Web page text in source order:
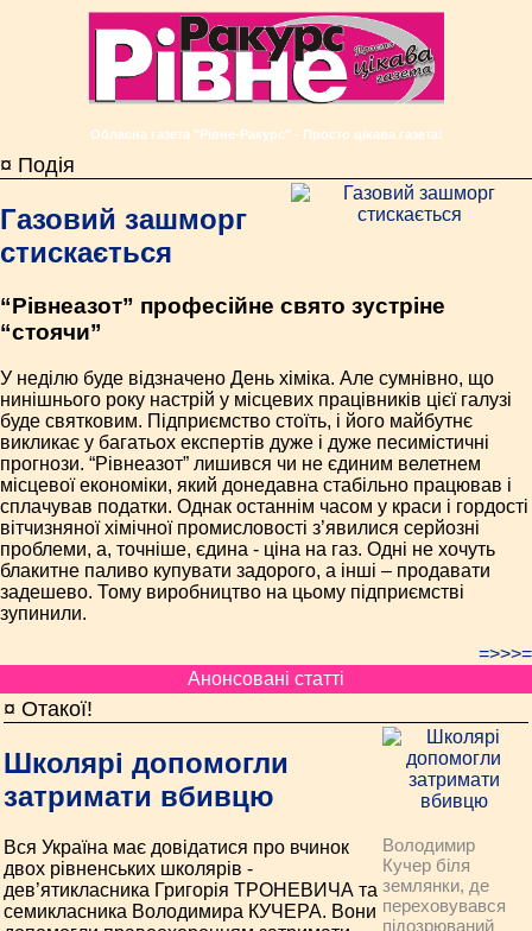
Обласна газета "Рівне-Ракурс" - Просто цікава газета!
¤ Подія
Газовий зашморг
стискається
“Рівнеазот” професійне свято зустріне
“стоячи”
У неділю буде відзначено День хіміка. Але сумнівно, що
нинішнього року настрій у місцевих працівників цієї галузі
буде святковим. Підприємство стоїть, і його майбутнє
викликає у багатьох експертів дуже і дуже песимістичні
прогнози. “Рівнеазот” лишився чи не єдиним велетнем
місцевої економіки, який донедавна стабільно працював і
сплачував податки. Однак останнім часом у краси і гордості
вітчизняної хімічної промисловості з’явилися серйозні
проблеми, а, точніше, єдина - ціна на газ. Одні не хочуть
блакитне паливо купувати задорого, а інші – продавати
задешево. Тому виробництво на цьому підприємстві
зупинили.
=>>>=
Анонсовані статті
¤ Отакої!
Володимир
Кучер біля
землянки, де
переховувався
підозрюваний
Школярі допомогли
затримати вбивцю
Вся Україна має довідатися про вчинок
двох рівненських школярів -
дев’ятикласника Григорія ТРОНЕВИЧА та
семикласника Володимира КУЧЕРА. Вони